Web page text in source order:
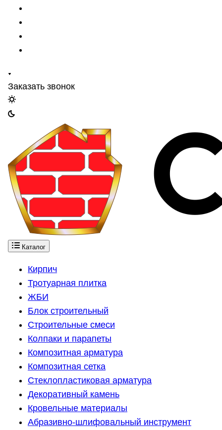
Заказать звонок
Каталог
Кирпич
Тротуарная плитка
ЖБИ
Блок строительный
Строительные смеси
Колпаки и парапеты
Композитная арматура
Композитная сетка
Стеклопластиковая арматура
Декоративный камень
Кровельные материалы
Абразивно-шлифовальный инструмент